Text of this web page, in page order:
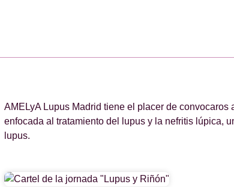
AMELyA Lupus Madrid tiene el placer de
enfocada al tratamiento del lupus y la nefritis lúpica,
lupus.